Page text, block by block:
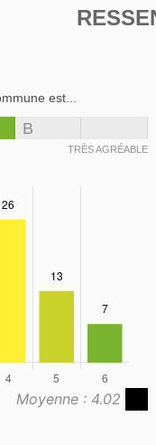
est...
B
TRÈS AGRÉABLE
Moyenne : 4.02